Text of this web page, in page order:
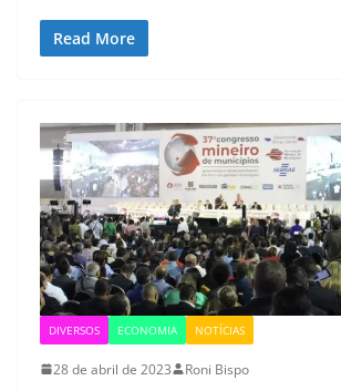
Read More
DIVERSOS ECONOMIA NOTÍCIAS
28 de abril de 2023 Roni Bispo